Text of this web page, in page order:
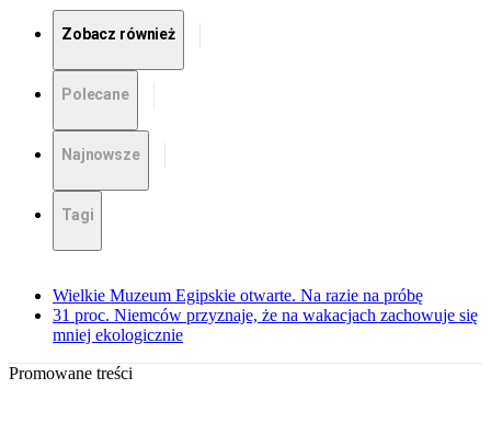
Zobacz również
Polecane
Najnowsze
Tagi
Wielkie Muzeum Egipskie otwarte. Na razie na próbę
31 proc. Niemców przyznaje, że na wakacjach zachowuje się
mniej ekologicznie
Promowane treści